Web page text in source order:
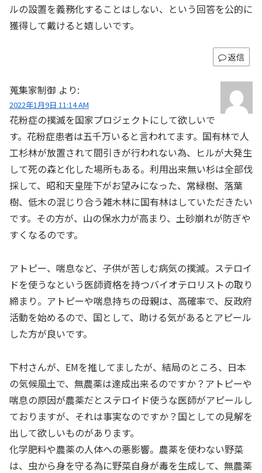
ルの設置を義務化することはしない、という回答を公的に
獲得して戴けると嬉しいです。
返信
蒐集家制御 より:
2022年1月9日 11:14 AM
花粉症の撲滅を国家プロジェクトにして欲しいで
す。花粉症患者は五千万いると言われてます。国有林で人
工杉林が放置されて間引きが行われない為、ヒルが大発生
して死の森と化した場所もある。利用出来無い杉は全部伐
採して、昭和天皇陛下がお望みになった、常緑樹、落葉
樹、低木の混じり合う雑木林に国有林はしていただきたい
です。その方が、山の保水力が高まり、土砂崩れが防ぎや
すくなるのです。
アトピー、喘息など、子供が苦しむ病気の撲滅。ステロイ
ドを使うなという医師資格を持つバイオテロリストの取り
締まり。アトピーや喘息持ちの母親は、高確率で、反政府
活動を始めるので、国として、助ける気があるとアピール
した方が良いです。
下村さんが、EMを推してましたが、結局のところ、日本
の気候風土で、無農薬は達成出来るのですか？アトピーや
喘息の原因が農薬だとステロイド使うな医師がアピールし
ておりますが、それは事実なのですか？国としての見解を
出して欲しいものがあります。
化学肥料や農薬の人体への悪影響。農薬を使わない野菜
は、虫から身を守る為に野菜自身が毒を生成して、無農薬